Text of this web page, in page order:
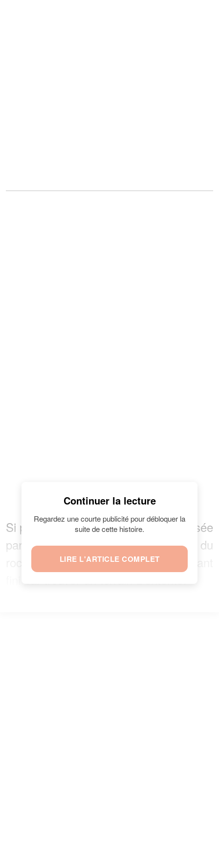
Si par la suite, cette paix a été fragilisée
par l’exhumation de la tombe du
rockeur, les deux parties ont cependant
fini par trouver un terrain d’entente.
Continuer la lecture
Regardez une courte publicité pour débloquer la
suite de cette histoire.
LIRE L'ARTICLE COMPLET